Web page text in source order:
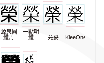
源泉圓
體丹
一點明
體
芫荽 KleeOne